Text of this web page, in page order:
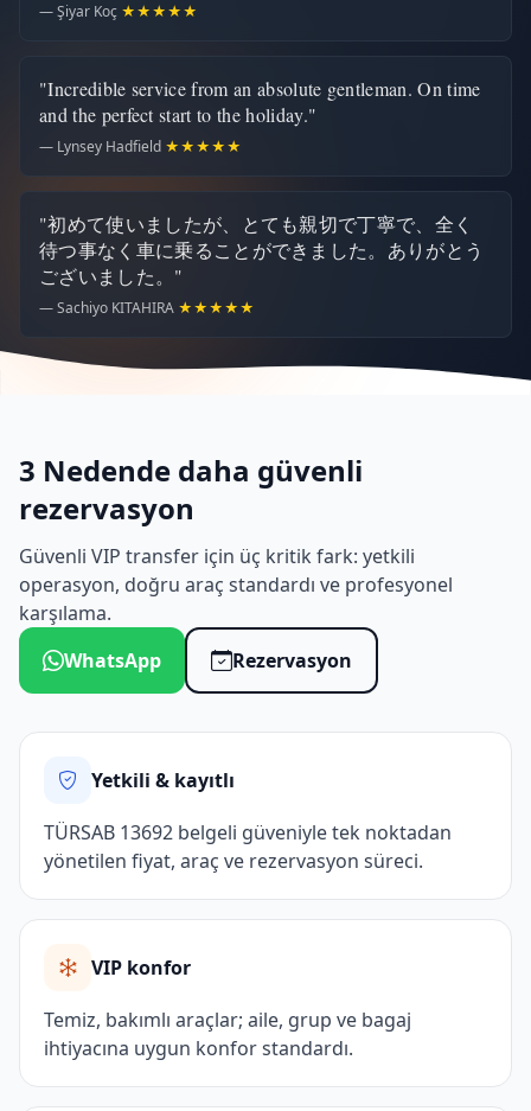
— Şiyar Koç ★★★★★
"Incredible service from an absolute gentleman. On time
and the perfect start to the holiday."
— Lynsey Hadfield ★★★★★
"初めて使いましたが、とても親切で丁寧で、全く
待つ事なく車に乗ることができました。ありがとう
ございました。"
— Sachiyo KITAHIRA ★★★★★
3 Nedende daha güvenli
rezervasyon
Güvenli VIP transfer için üç kritik fark: yetkili
operasyon, doğru araç standardı ve profesyonel
karşılama.
WhatsApp
Rezervasyon
Yetkili & kayıtlı
TÜRSAB 13692 belgeli güveniyle tek noktadan
yönetilen fiyat, araç ve rezervasyon süreci.
VIP konfor
Temiz, bakımlı araçlar; aile, grup ve bagaj
ihtiyacına uygun konfor standardı.